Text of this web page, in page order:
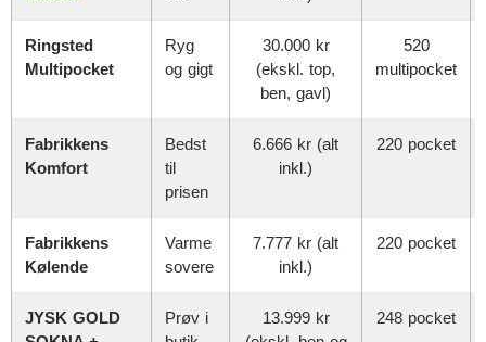
Ringsted
Multipocket
Ryg
og gigt
30.000 kr
(ekskl. top,
ben, gavl)
520
multipocket
Fabrikkens
Komfort
Bedst
til
prisen
6.666 kr (alt
inkl.)
220 pocket
Fabrikkens
Kølende
Varme
sovere
7.777 kr (alt
inkl.)
220 pocket
JYSK GOLD
Prøv i
13.999 kr
248 pocket